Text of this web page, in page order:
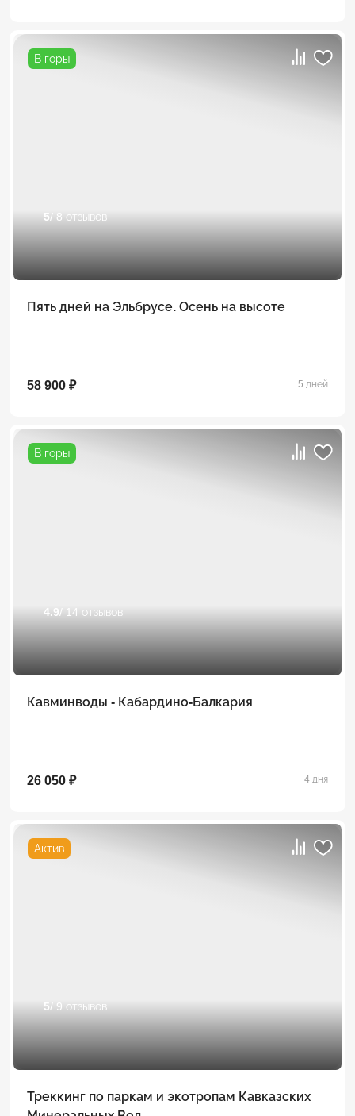
В горы
5/ 8 отзывов
Пять дней на Эльбрусе. Осень на высоте
58 900 ₽ 5 дней
В горы
4.9 / 14 отзывов
Кавминводы - Кабардино-Балкария
26 050 ₽ 4 дня
Актив
5/ 9 отзывов
Треккинг по паркам и экотропам Кавказских